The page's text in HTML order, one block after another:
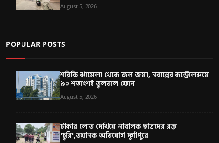
August 5, 2026
POPULAR POSTS
শরিকি ঝামেলা থেকে জল জমা, নবান্নের কন্ট্রোলরুমে
৯০ শতাংশই ভুলভাল ফোন
August 5, 2026
টাকার লোভ দেখিয়ে নাবালক ছাত্রদের রক্ত
'চুরি',ভয়ানক অভিযোগ দুর্গাপুরে